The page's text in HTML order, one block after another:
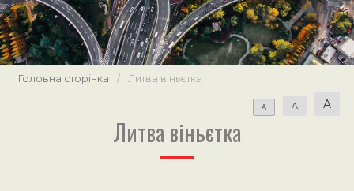
Головна сторінка / Литва віньєтка
A A A
Литва віньєтка